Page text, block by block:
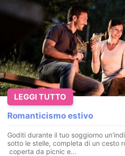
Romanticismo estivo
Goditi durante il tuo soggiorno
sotto le stelle, completa di un cesto
coperta da picnic e...
LEGGI TUTTO